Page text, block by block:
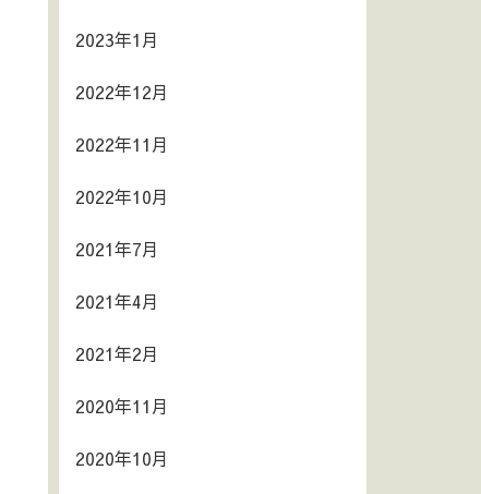
2023年1月
2022年12月
2022年11月
2022年10月
2021年7月
2021年4月
2021年2月
2020年11月
2020年10月